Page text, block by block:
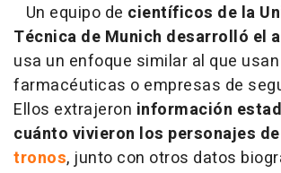
Un equipo de científicos de la
Técnica de Munich desarrolló el
usa un enfoque similar al que usan
farmacéuticas o empresas de
Ellos extrajeron información
cuánto vivieron los personajes de
tronos, junto con otros datos